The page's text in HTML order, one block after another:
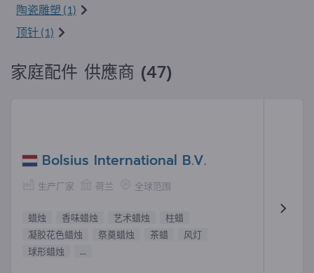
陶瓷雕塑 (1)
顶针 (1)
家庭配件 供應商 (47)
Bolsius International B.V.
生产厂家 荷兰 全球范围
蜡烛 香味蜡烛 艺术蜡烛
柱蜡
凝胶花色蜡烛
祭奠蜡烛 茶蜡
风灯
球形蜡烛
...